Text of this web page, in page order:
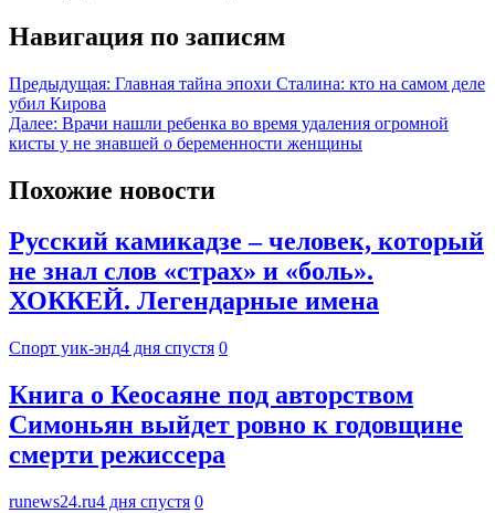
Навигация по записям
Предыдущая: Главная тайна эпохи Сталина: кто на самом деле
убил Кирова
Далее: Врачи нашли ребенка во время удаления огромной
кисты у не знавшей о беременности женщины
Похожие новости
Русский камикадзе – человек, который
не знал слов «страх» и «боль».
ХОККЕЙ. Легендарные имена
Спорт уик-энд4 дня спустя 0
Книга о Кеосаяне под авторством
Симоньян выйдет ровно к годовщине
смерти режиссера
runews24.ru4 дня спустя 0